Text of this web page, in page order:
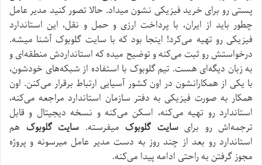
پستی رو برای خرید فیزیکی نشون میداد. حالا تصور کنید مدیر عامل
چطور باید از ایران، با پرداخت ارزی و حمل و نقل، این استاندارد
فیزیکی رو تهیه می‌کرد! اینجا بود که با سایت گلوبوک آشنا میشه.
درخواستش رو ثبت می‌کنه و توضیح میده که استانداردش منطقه‌ای و
به زبان دیگه‌ای هست. تیم گلوبوک با استفاده از شبکه‌های خودشون،
با یکی از همکارانشون در اون کشور آسیایی ارتباط برقرار می‌کنن. اون
همکار به صورت فیزیکی به دفتر سازمان استاندارد مراجعه می‌کنه،
استاندارد رو تهیه می‌کنه، اسکن می‌کنه و نسخه دیجیتال و قابل
ترجمه‌اش رو برایسایت گلوبوک میفرسته. سایت گلوبوک هم
استاندارد رو بعد از چند روز به دست مدیر عامل میرسونه و پروژه
مجوز گرفتن به راحتی ادامه پیدا می‌کنه.